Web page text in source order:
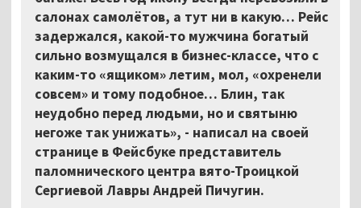
салонах самолётов, а тут ни в какую… Рейс
задержался, какой-то мужчина богатый
сильно возмущался в бизнес-классе, что с
каким-то «ящиком» летим, мол, «охренели
совсем» и тому подобное… Блин, так
неудобно перед людьми, но и святыню
негоже так унижать», - написал на своей
странице в Фейсбуке представитель
паломнического центра вято-Троицкой
Сергиевой Лавры Андрей Пичугин.